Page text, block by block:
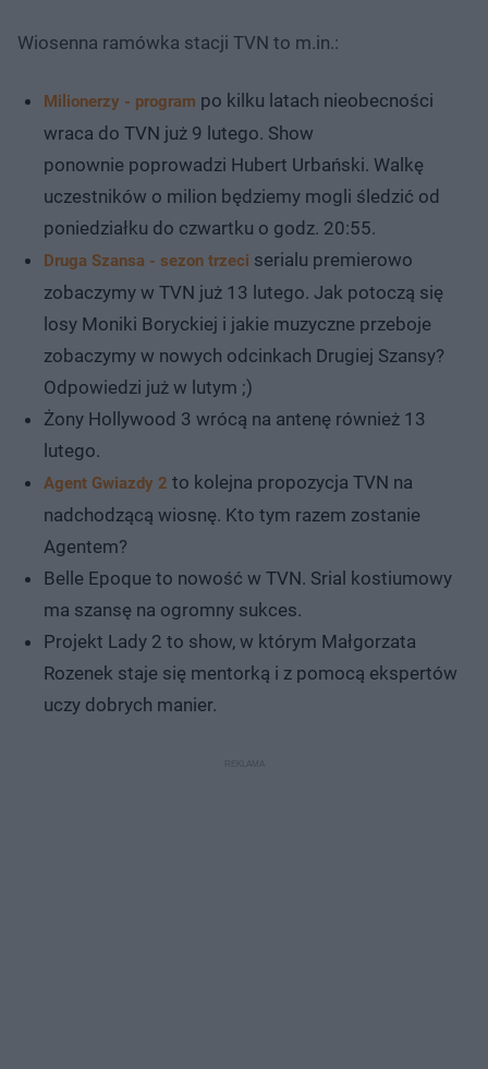
Wiosenna ramówka stacji TVN to m.in.:
Milionerzy - program po kilku latach nieobecności
wraca do TVN już 9 lutego. Show
ponownie poprowadzi Hubert Urbański. Walkę
uczestników o milion będziemy mogli śledzić od
poniedziałku do czwartku o godz. 20:55.
Druga Szansa - sezon trzeci serialu premierowo
zobaczymy w TVN już 13 lutego. Jak potoczą się
losy Moniki Boryckiej i jakie muzyczne przeboje
zobaczymy w nowych odcinkach Drugiej Szansy?
Odpowiedzi już w lutym ;)
Żony Hollywood 3 wrócą na antenę również 13
lutego.
Agent Gwiazdy 2 to kolejna propozycja TVN na
nadchodzącą wiosnę. Kto tym razem zostanie
Agentem?
Belle Epoque to nowość w TVN. Srial kostiumowy
ma szansę na ogromny sukces.
Projekt Lady 2 to show, w którym Małgorzata
Rozenek staje się mentorką i z pomocą ekspertów
uczy dobrych manier.